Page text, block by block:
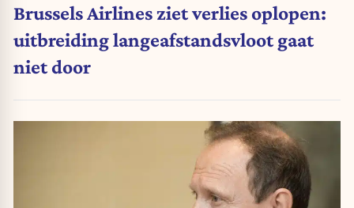
Brussels Airlines ziet verlies oplopen:
uitbreiding langeafstandsvloot gaat
niet door